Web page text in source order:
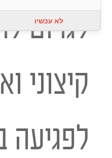
לגרום
קיצוני
לפגיעה
לא עכשיו